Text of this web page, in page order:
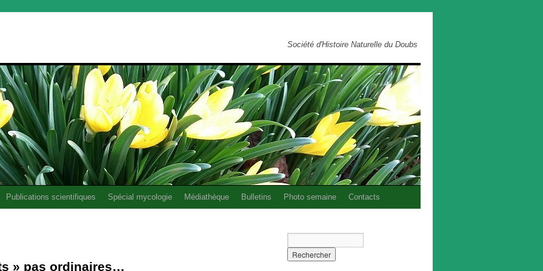
Société d'Histoire Naturelle du Doubs
Publications scientifiques Spécial mycologie Médiathèque Bulletins Photo semaine Contacts
» pas ordinaires…